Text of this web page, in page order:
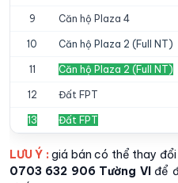
9 Căn hộ Plaza 4
10 Căn hộ Plaza 2 (Full NT)
11 Căn hộ Plaza 2 (Full NT)
12 Đất FPT
13 Đất FPT
LƯU Ý :giá bán có thể thay
0703 632 906 Tường VIđể